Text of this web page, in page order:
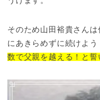
そのため山田裕貴さん
にあきらめずに続けよう
数で父親を越える！と誓